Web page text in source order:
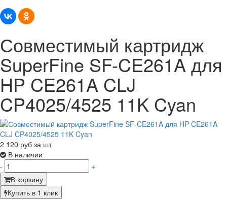
Совместимый картридж
SuperFine SF-CE261A для
HP CE261A CLJ
CP4025/4525 11K Cyan
2 120 руб за шт
В наличии
-
+
В корзину
Купить в 1 клик